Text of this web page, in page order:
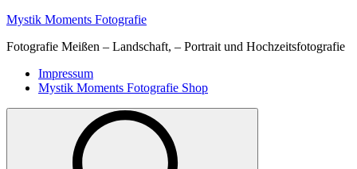
Skip
content
Mystik Moments Fotografie
Fotografie Meißen – Landschaft, – Portrait und Hochzeitsfotografie
Primary
Menu
Impressum
Mystik Moments Fotografie Shop